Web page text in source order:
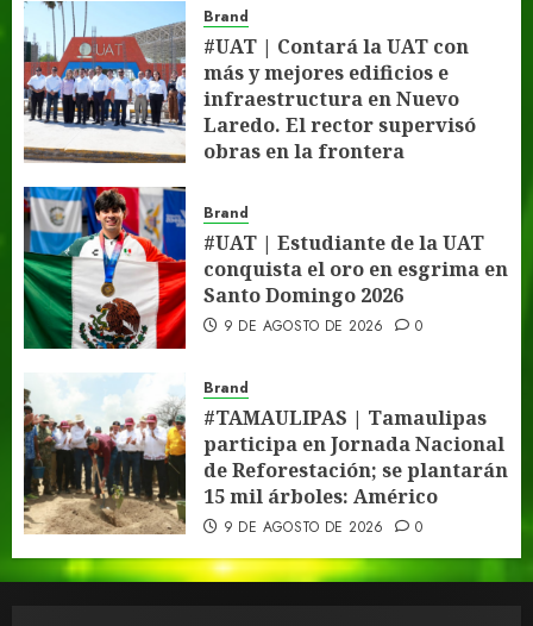
Brand
#UAT | Contará la UAT con
más y mejores edificios e
infraestructura en Nuevo
Laredo. El rector supervisó
obras en la frontera
Brand
#UAT | Estudiante de la UAT
conquista el oro en esgrima en
Santo Domingo 2026
9 DE AGOSTO DE 2026 0
Brand
#TAMAULIPAS | Tamaulipas
participa en Jornada Nacional
de Reforestación; se plantarán
15 mil árboles: Américo
9 DE AGOSTO DE 2026 0